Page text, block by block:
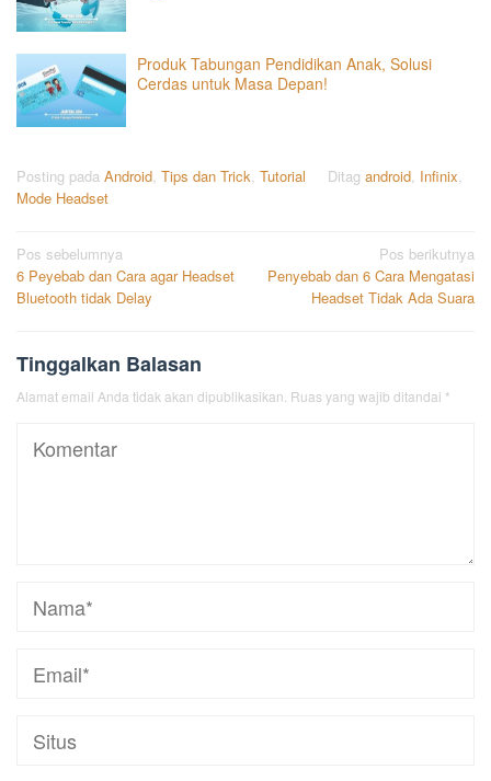
Produk Tabungan Pendidikan Anak, Solusi
Cerdas untuk Masa Depan!
Posting pada Android, Tips dan Trick, Tutorial Ditag android, Infinix,
Mode Headset
Navigasi
pos
Pos sebelumnya
6 Peyebab dan Cara agar Headset
Bluetooth tidak Delay
Pos berikutnya
Penyebab dan 6 Cara Mengatasi
Headset Tidak Ada Suara
Tinggalkan Balasan
Alamat email Anda tidak akan dipublikasikan. Ruas yang wajib ditandai *